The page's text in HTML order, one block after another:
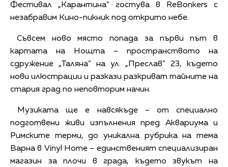
Фестивал „Карантина” гостува в ReBonkers с
незабравим Кино-пикник под открито небе.
Съвсем ново място попада за първи път в
картата на Нощта – пространството на
сдружение „Таляна” на ул. „Преслав” 23, където
нови илюстрации и разкази разкриват тайните на
стария град по неповторим начин.
Музиката ще е навсякъде – от специално
подготвени живи изпълнения пред Аквариума и
Римските терми, до уникална рубрика на тема
Варна в Vinyl Home – единственият специализиран
магазин за плочи в града, където звукът на